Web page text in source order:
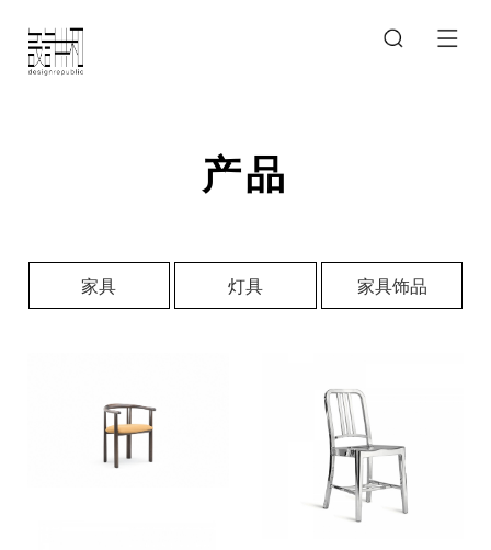
产品
家具 灯具 家具饰品